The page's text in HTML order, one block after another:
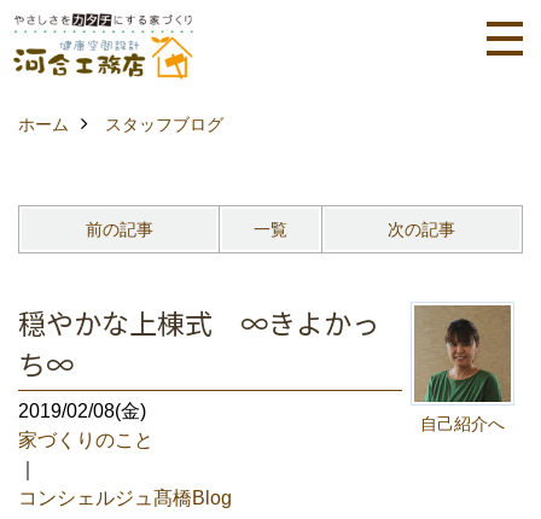
ホーム スタッフブログ
前の記事 一覧 次の記事
自己紹介へ
穏やかな上棟式 ∞きよかっ
ち∞
2019/02/08(金)
家づくりのこと
コンシェルジュ髙橋Blog